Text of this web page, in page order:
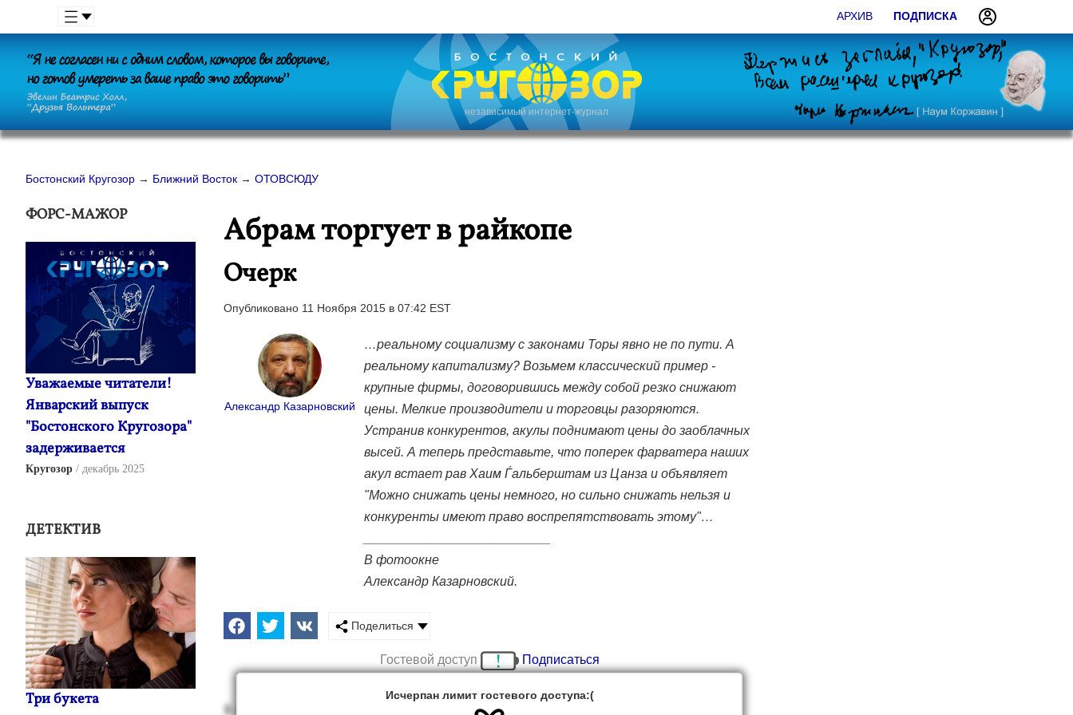
АРХИВ ПОДПИСКА
независимый интернет-журнал
Бостонский Кругозор → Ближний Восток → ОТОВСЮДУ
Абрам торгует в райкопе
Очерк
Опубликовано 11 Ноября 2015 в 07:42 EST
Александр Казарновский
…реальному социализму с законами Торы явно не по пути. А
реальному капитализму? Возьмем классический пример -
крупные фирмы, договорившись между собой резко снижают
цены. Мелкие производители и торговцы разоряются.
Устранив конкурентов, акулы поднимают цены до заоблачных
высей. А теперь представьте, что поперек фарватера наших
акул встает рав Хаим Ѓальберштам из Цанза и объявляет
"Можно снижать цены немного, но сильно снижать нельзя и
конкуренты имеют право воспрепятствовать этому"…
В фотоокне
Александр Казарновский.
Поделиться
Гостевой доступ Подписаться
Исчерпан лимит гостевого доступа:(
В на­шей Кун­цев­ской еши­ве его на­зыва­ли "илуй" -
ФОРС-МАЖОР
Уважаемые читатели!
Январский выпуск
"Бостонского Кругозора"
задерживается
Кругозор декабрь 2025
ДЕТЕКТИВ
Три букета